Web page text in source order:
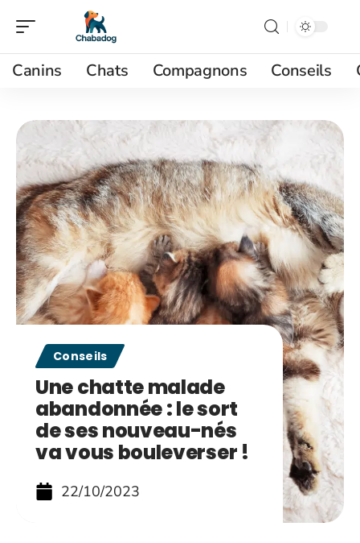
Canins Chats Compagnons Conseils
Conseils
Une chatte malade
abandonnée : le sort
de ses nouveau-nés
va vous bouleverser !
22/10/2023